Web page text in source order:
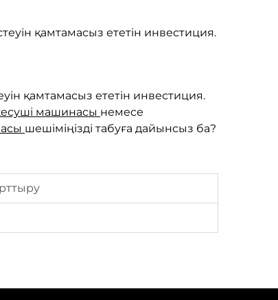
қамтамасыз ететін инвестиция.
қамтамасыз ететін инвестиция.
машинасы немесе
шешіміңізді табуға дайынсыз ба?